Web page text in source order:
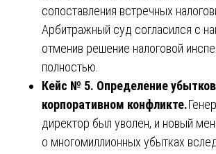
сопоставления встречных
Арбитражный суд согласился с
отменив решение налоговой
полностью.
Кейс № 5. Определение
корпоративном конфликте.
директор был уволен, и новый
о многомиллионных убытках